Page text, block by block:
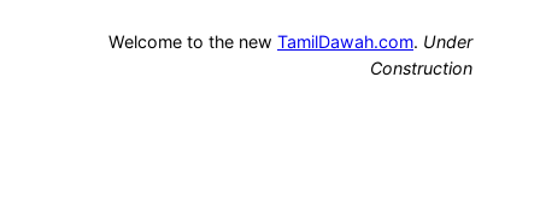
Welcome to the new TamilDawah.com. Under
Construction